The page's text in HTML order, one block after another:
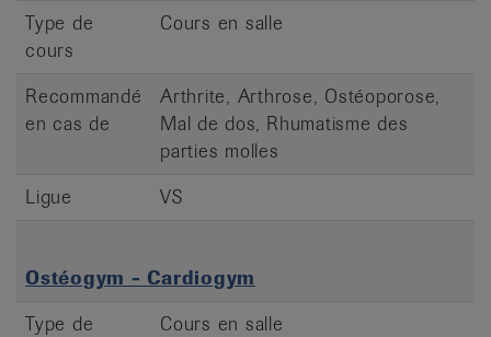
Type de
cours
Cours en salle
Recommandé
en cas de
Arthrite, Arthrose, Ostéoporose,
Mal de dos, Rhumatisme des
parties molles
Ligue
VS
Ostéogym - Cardiogym
Type de
Cours en salle